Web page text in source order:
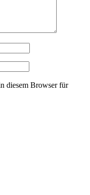
diesem Browser für